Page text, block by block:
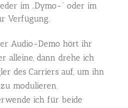
im „Dymo-“ oder im
Verfügung.
Audio-Demo hört ihr
alleine, dann drehe ich
des Carriers auf, um ihn
modulieren.
ich für beide